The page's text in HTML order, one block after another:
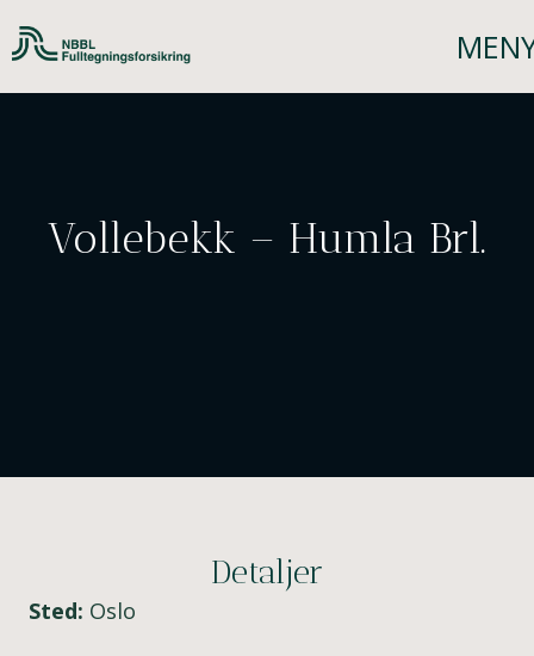
Vollebekk – Humla Brl.
Detaljer
Sted: Oslo